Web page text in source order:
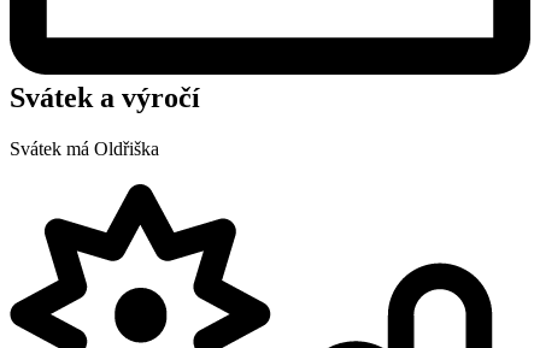
Svátek a výročí
Svátek má Oldřiška